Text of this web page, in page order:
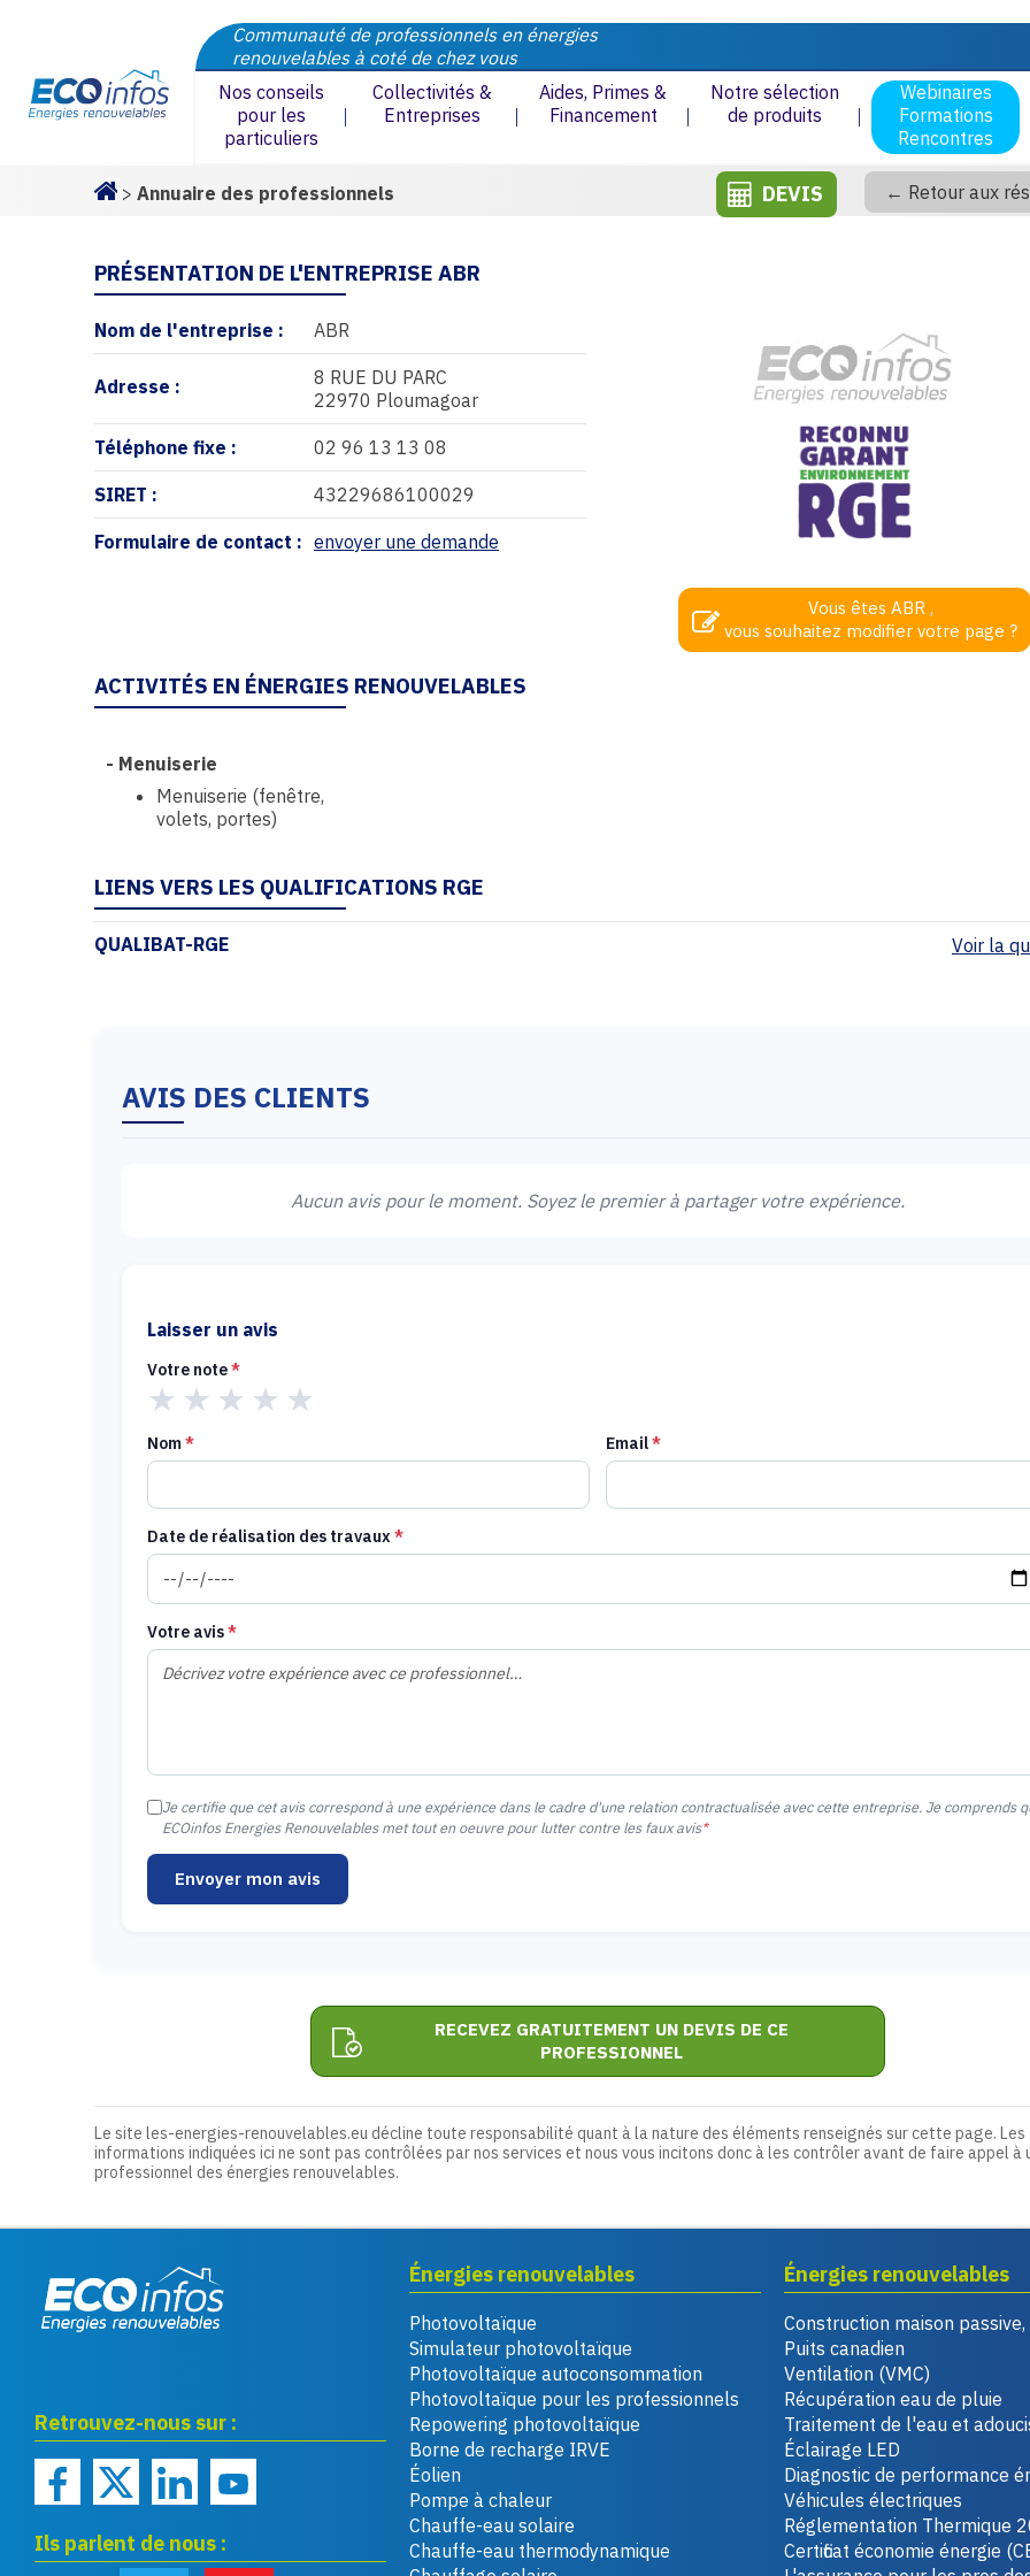
Communauté de professionnels en énergies
renouvelables à coté de chez vous
Nos conseils
pour les
particuliers
Collectivités &
Entreprises
Aides, Primes &
Financement
Notre sélection
de produits
Webinaires
Formations
Rencontres
> Annuaire des professionnels DEVIS ← Retour aux
PRÉSENTATION DE L'ENTREPRISE ABR
Nom de l'entreprise : ABR
Adresse :
8 RUE DU PARC
22970 Ploumagoar
Téléphone fixe : 02 96 13 13 08
SIRET : 43229686100029
Formulaire de contact : envoyer une demande
Vous êtes ABR ,
vous souhaitez modifier votre page ?
ACTIVITÉS EN ÉNERGIES RENOUVELABLES
- Menuiserie
Menuiserie (fenêtre,
volets, portes)
LIENS VERS LES QUALIFICATIONS RGE
QUALIBAT-RGE Voir la
AVIS DES CLIENTS
Aucun avis pour le moment. Soyez le premier à partager votre expérience.
Laisser un avis
Votre note*
★ ★ ★ ★ ★
Nom* Email*
Date de réalisation des travaux *
Votre avis*
Je certifie que cet avis correspond à une expérience dans le cadre d'une relation contractualisée avec cette entreprise. Je comprends
ECOinfos Energies Renouvelables met tout en oeuvre pour lutter contre les faux avis*
Envoyer mon avis
RECEVEZ GRATUITEMENT UN DEVIS DE CE
PROFESSIONNEL
Le site les-energies-renouvelables.eu décline toute responsabilité quant à la nature des éléments renseignés sur cette page. Les
informations indiquées ici ne sont pas contrôlées par nos services et nous vous incitons donc à les contrôler avant de faire appel à
professionnel des énergies renouvelables.
Retrouvez-nous sur :
Ils parlent de nous :
Énergies renouvelables
Photovoltaïque
Simulateur photovoltaïque
Photovoltaïque autoconsommation
Photovoltaïque pour les professionnels
Repowering photovoltaïque
Borne de recharge IRVE
Éolien
Pompe à chaleur
Chauffe-eau solaire
Chauffe-eau thermodynamique
Énergies renouvelables
Construction maison passive,
Puits canadien
Ventilation (VMC)
Récupération eau de pluie
Traitement de l'eau et
Éclairage LED
Diagnostic de performance
Véhicules électriques
Réglementation Thermique
Certificat économie énergie